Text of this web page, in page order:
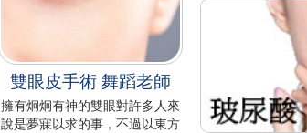
雙眼皮手術 舞蹈老師
擁有炯炯有神的雙眼對許多人來
說是夢寐以求的事，不過以東方